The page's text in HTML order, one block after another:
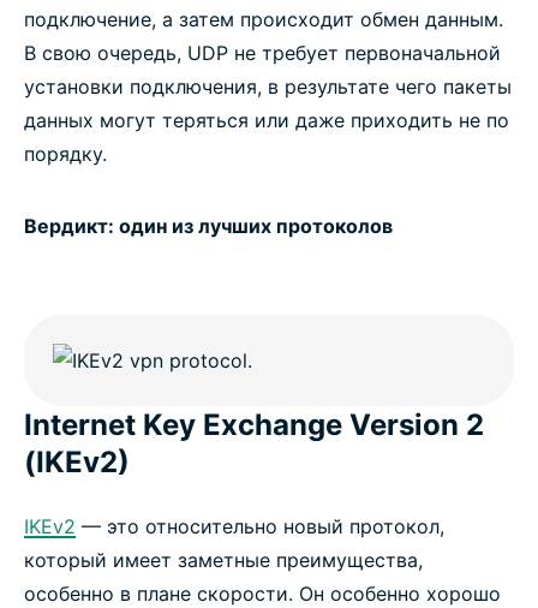
подключение, а затем происходит обмен данным.
В свою очередь, UDP не требует первоначальной
установки подключения, в результате чего пакеты
данных могут теряться или даже приходить не по
порядку.
Вердикт: один из лучших протоколов
Internet Key Exchange Version 2
(IKEv2)
IKEv2 — это относительно новый протокол,
который имеет заметные преимущества,
особенно в плане скорости. Он особенно хорошо